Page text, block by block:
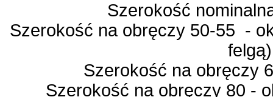
Szerokość
Szerokość na obręczy 50-55 -
felgą)
Szerokość na obręczy
Szerokość na obręczy 80 -